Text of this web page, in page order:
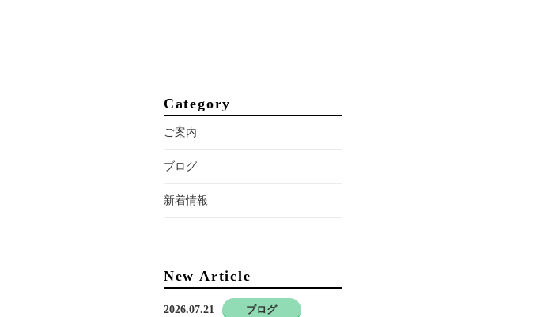
Category
ご案内
ブログ
新着情報
New Article
2026.07.21 ブログ